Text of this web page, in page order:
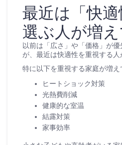
最近は「快
選ぶ人が増
以前は「広さ」や「価格」が
が、最近は快適性を重視する人
特に以下を重視する家庭が増え
ヒートショック対策
光熱費削減
健康的な室温
結露対策
家事効率